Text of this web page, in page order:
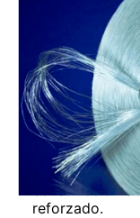
Resina
preacelerada
obtener un
propiedades
Tiene rápida
moldeo por
los costos del
diferentes
Resina
apoyo
construcción
reforzado.